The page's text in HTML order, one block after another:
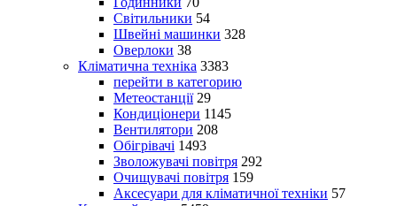
Світильники 54
Швейні машинки 328
Оверлоки 38
Кліматична техніка 3383
перейти в категорию
Метеостанції 29
Кондиціонери 1145
Вентилятори 208
Обігрівачі 1493
Зволожувачі повітря 292
Очищувачі повітря 159
Аксесуари для кліматичної техніки 57